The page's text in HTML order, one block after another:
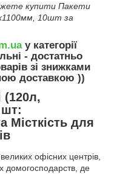
купити Пакети
10шт за
у категорії
- достатньо
зі знижками
доставкою ))
(120л,
Місткість для
офісних центрів,
домогосподарств, де